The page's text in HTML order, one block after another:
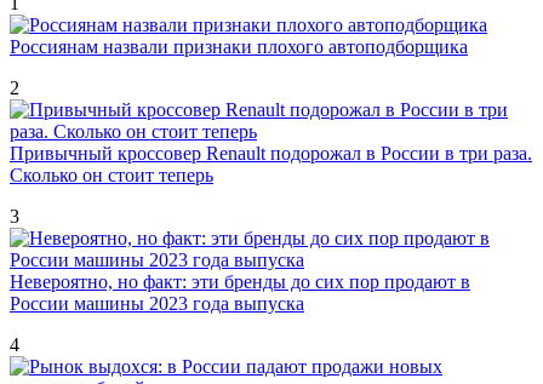
Россиянам назвали признаки плохого автоподборщика
2
Привычный кроссовер Renault подорожал в России в три раза.
Сколько он стоит теперь
3
Невероятно, но факт: эти бренды до сих пор продают в
России машины 2023 года выпуска
4